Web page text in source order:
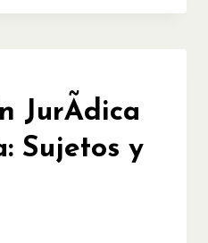
JurÃ­dica
Sujetos y